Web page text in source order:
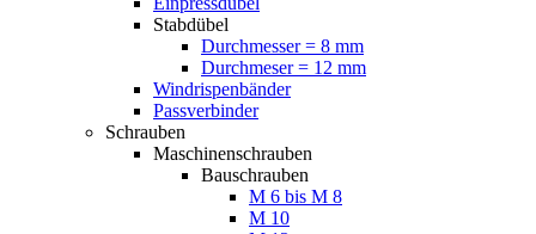
Stabdübel
Durchmesser = 8 mm
Durchmeser = 12 mm
Windrispenbänder
Passverbinder
Schrauben
Maschinenschrauben
Bauschrauben
M 6 bis M 8
M 10